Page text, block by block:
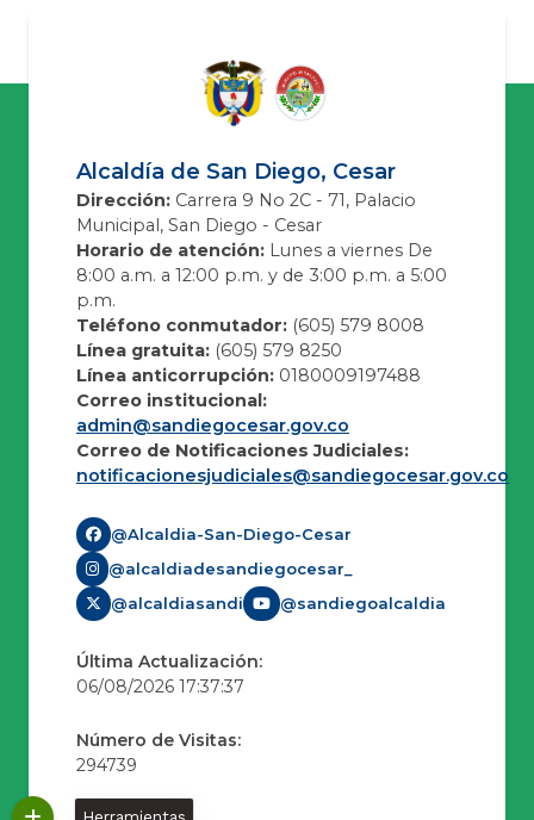
Alcaldía de San Diego, Cesar
Dirección: Carrera 9 No 2C - 71, Palacio
Municipal, San Diego - Cesar
Horario de atención: Lunes a viernes De
8:00 a.m. a 12:00 p.m. y de 3:00 p.m. a 5:00
p.m.
Teléfono conmutador: (605) 579 8008
Línea gratuita: (605) 579 8250
Línea anticorrupción: 0180009197488
Correo institucional:
admin@sandiegocesar.gov.co
Correo de Notificaciones Judiciales:
notificacionesjudiciales@sandiegocesar.gov.co
@Alcaldia-San-Diego-Cesar
@alcaldiadesandiegocesar_
@alcaldiasandi
@sandiegoalcaldia
Última Actualización:
06/08/2026 17:37:37
Número de Visitas:
294739